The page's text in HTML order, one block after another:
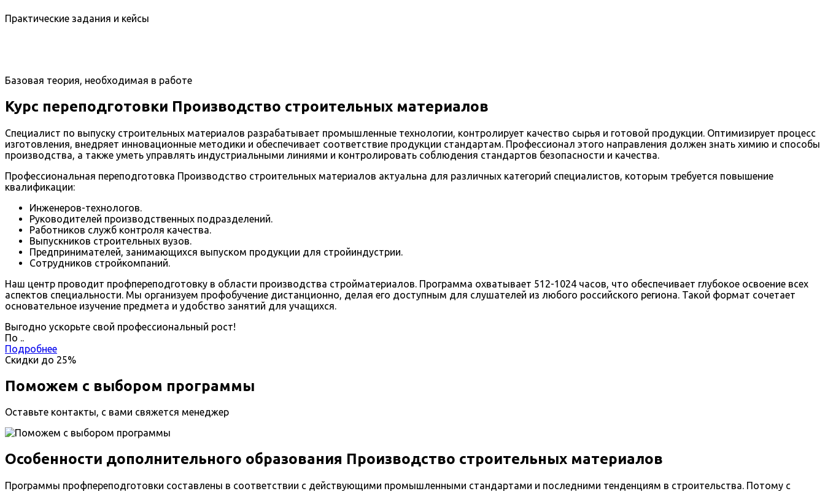
Практические задания и кейсы
Базовая теория, необходимая в работе
Курс переподготовки Производство строительных материалов
Специалист по выпуску строительных материалов разрабатывает промышленные технологии, контролирует качество сырья и готовой продукции. Оптимизирует процесс
изготовления, внедряет инновационные методики и обеспечивает соответствие продукции стандартам. Профессионал этого направления должен знать химию и способы
производства, а также уметь управлять индустриальными линиями и контролировать соблюдения стандартов безопасности и качества.
Профессиональная переподготовка Производство строительных материалов актуальна для различных категорий специалистов, которым требуется повышение
квалификации:
Инженеров-технологов.
Руководителей производственных подразделений.
Работников служб контроля качества.
Выпускников строительных вузов.
Предпринимателей, занимающихся выпуском продукции для стройиндустрии.
Сотрудников стройкомпаний.
Наш центр проводит профпереподготовку в области производства стройматериалов. Программа охватывает 512-1024 часов, что обеспечивает глубокое освоение всех
аспектов специальности. Мы организуем профобучение дистанционно, делая его доступным для слушателей из любого российского региона. Такой формат сочетает
основательное изучение предмета и удобство занятий для учащихся.
Выгодно ускорьте свой профессиональный рост!
По ..
Подробнее
Скидки до 25%
Поможем с выбором программы
Оставьте контакты, с вами свяжется менеджер
Особенности дополнительного образования Производство строительных материалов
Программы профпереподготовки составлены в соответствии с действующими промышленными стандартами и последними тенденциям в строительства. Потому с